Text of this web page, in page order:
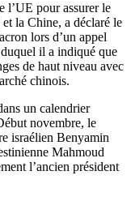
l’UE pour assurer le
la Chine, a déclaré le
lors d’un appel
il a indiqué que
de haut niveau avec
chinois.
un calendrier
novembre, le
israélien Benyamin
Mahmoud
l’ancien président